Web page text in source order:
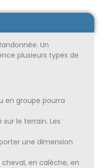
Un
plusieurs types de
en groupe pourra
le terrain. Les
une dimension
en calèche, en